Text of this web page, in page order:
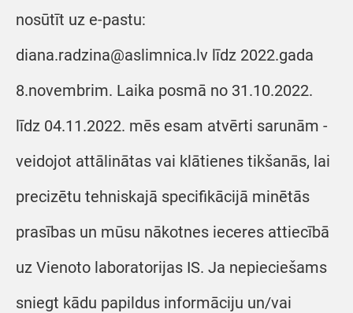
nosūtīt uz e-pastu:
diana.radzina@aslimnica.lv līdz 2022.gada
8.novembrim. Laika posmā no 31.10.2022.
līdz 04.11.2022. mēs esam atvērti sarunām -
veidojot attālinātas vai klātienes tikšanās, lai
precizētu tehniskajā specifikācijā minētās
prasības un mūsu nākotnes ieceres attiecībā
uz Vienoto laboratorijas IS. Ja nepieciešams
sniegt kādu papildus informāciju un/vai